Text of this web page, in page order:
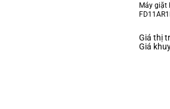
Máy giặt
Giá thị
Giá